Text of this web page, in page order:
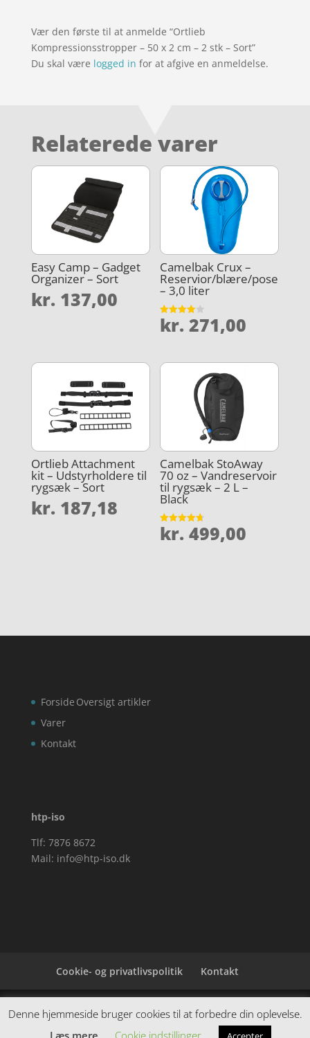
Vær den første til at anmelde “Ortlieb
Kompressionsstropper – 50 x 2 cm – 2 stk – Sort”
Du skal være logged in for at afgive en anmeldelse.
Relaterede varer
Easy Camp – Gadget
Organizer – Sort
kr. 137,00
Camelbak Crux –
Reservior/blære/pose
– 3,0 liter
Vurderet
4
kr. 271,00
Ortlieb Attachment
kit – Udstyrholdere til
rygsæk – Sort
kr. 187,18
Camelbak StoAway
70 oz – Vandreservoir
til rygsæk – 2 L –
Black
Vurderet
4.7
kr. 499,00
Forside
Varer
Kontakt
Oversigt artikler
htp-iso
Tlf: 7876 8672
Mail: info@htp-iso.dk
Cookie- og privatlivspolitik Kontakt
Denne hjemmeside samler et bredt udvalg af
spændende varer. Siden er et affiiliatesite, og nogle
Denne hjemmeside bruger cookies til at forbedre din oplevelse.
Læs mere
Cookie indstillinger